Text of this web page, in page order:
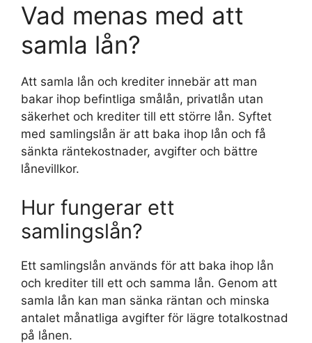
Vad menas med att
samla lån?
Att samla lån och krediter innebär att man
bakar ihop befintliga smålån, privatlån utan
säkerhet och krediter till ett större lån. Syftet
med samlingslån är att baka ihop lån och få
sänkta räntekostnader, avgifter och bättre
lånevillkor.
Hur fungerar ett
samlingslån?
Ett samlingslån används för att baka ihop lån
och krediter till ett och samma lån. Genom att
samla lån kan man sänka räntan och minska
antalet månatliga avgifter för lägre totalkostnad
på lånen.